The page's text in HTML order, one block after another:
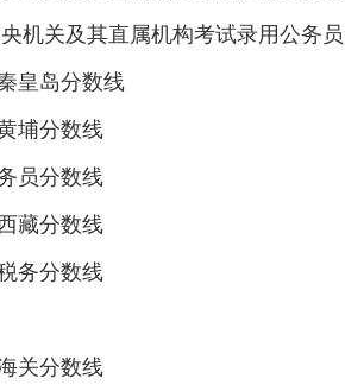
皇岛分数线
埔分数线
员分数线
藏分数线
务分数线
关分数线